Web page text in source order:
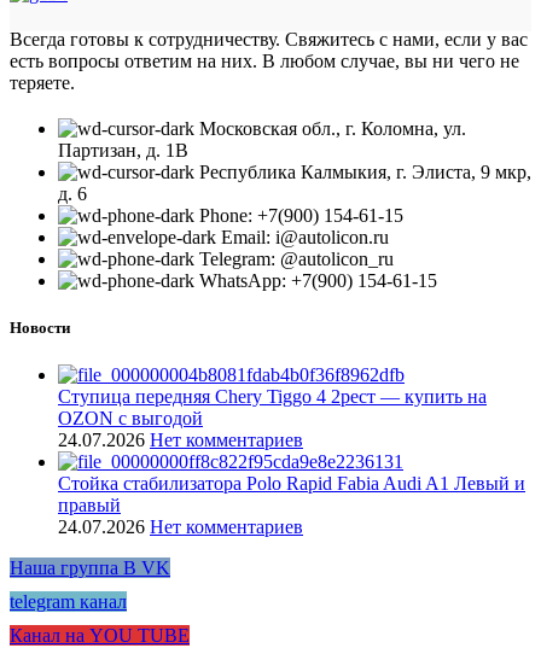
Всегда готовы к сотрудничеству. Свяжитесь с нами, если у вас
есть вопросы ответим на них. В любом случае, вы ни чего не
теряете.
Московская обл., г. Коломна, ул.
Партизан, д. 1В
Республика Калмыкия, г. Элиста, 9 мкр,
д. 6
Phone: +7(900) 154-61-15
Email: i@autolicon.ru
Telegram: @autolicon_ru
WhatsApp: +7(900) 154-61-15
Новости
Ступица передняя Chery Tiggo 4 2рест — купить на
OZON с выгодой
24.07.2026 Нет комментариев
Стойка стабилизатора Polo Rapid Fabia Audi A1 Левый и
правый
24.07.2026 Нет комментариев
Наша группа В VK
telegram канал
Канал на YOU TUBE